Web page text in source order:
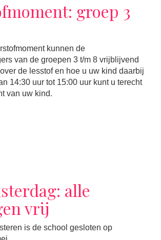
groep 3
kunnen de
van de groepen 3 t/m 8 vrijblijvend
de lesstof en hoe u uw kind daarbij
14:30 uur tot 15:00 uur kunt u terecht
van uw kind.
alle
vrij
is de school gesloten op